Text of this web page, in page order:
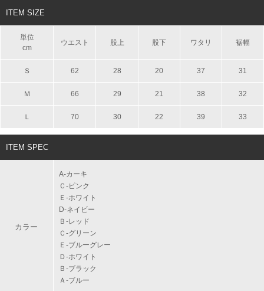
ITEM SIZE
単位
cm
ウエスト 股上 股下 ワタリ 裾幅
Ｓ 62 28 20 37 31
Ｍ 66 29 21 38 32
Ｌ 70 30 22 39 33
ITEM SPEC
カラー
A-カーキ
Ｃ-ピンク
Ｅ-ホワイト
D‐ネイビー
Ｂ-レッド
Ｃ-グリーン
Ｅ-ブルーグレー
Ｄ-ホワイト
Ｂ-ブラック
Ａ-ブルー